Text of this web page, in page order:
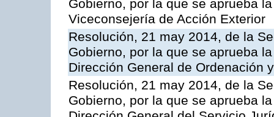
Gobierno, por la que se aprueba
Viceconsejería de Acción Exterior
Resolución, 21 may 2014, de la
Gobierno, por la que se aprueba
Dirección General de Ordenación
Resolución, 21 may 2014, de la
Gobierno, por la que se aprueba